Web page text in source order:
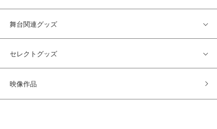
舞台関連グッズ
セレクトグッズ
映像作品